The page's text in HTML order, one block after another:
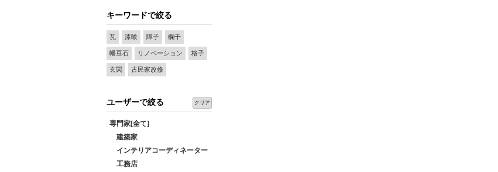
キーワードで絞る
瓦 漆喰 障子 欄干
幡豆石 リノベーション 格子
玄関 古民家改修
ユーザーで絞る クリア
専門家[全て]
建築家
インテリアコーディネーター
工務店